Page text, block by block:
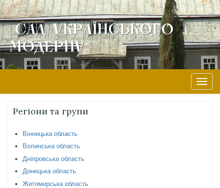
Сад Українського
Модерну
Skip
to
Toggle
Регіони та групи
Вінницька область
Волинська область
Дніпровська область
Донецька область
Житомирська область